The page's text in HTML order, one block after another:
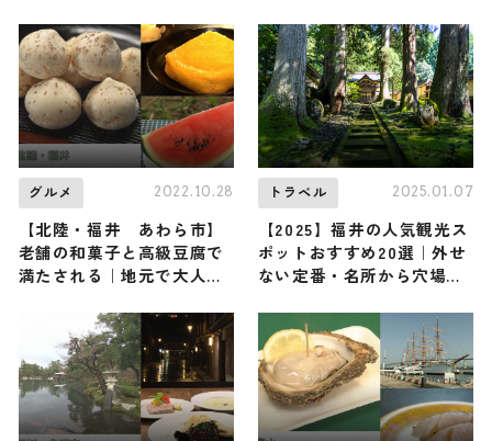
企画）
グルメ 2022.10.28
【北陸・福井 あわら市】
老舗の和菓子と高級豆腐で
満たされる｜地元で大人気
トラベル 2025.01.07
【2025】福井の人気観光ス
ポットおすすめ20選｜外せ
ない定番・名所から穴場ま